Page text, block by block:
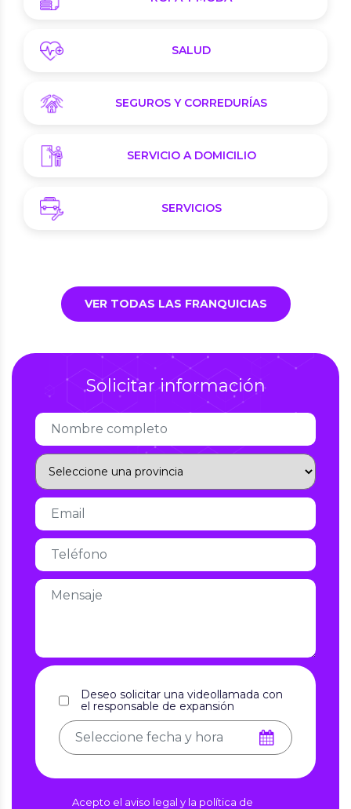
SALUD
SEGUROS Y CORREDURÍAS
SERVICIO A DOMICILIO
SERVICIOS
VER TODAS LAS FRANQUICIAS
Solicitar información
Deseo solicitar una videollamada con
el responsable de expansión
Acepto el aviso legal y la política de